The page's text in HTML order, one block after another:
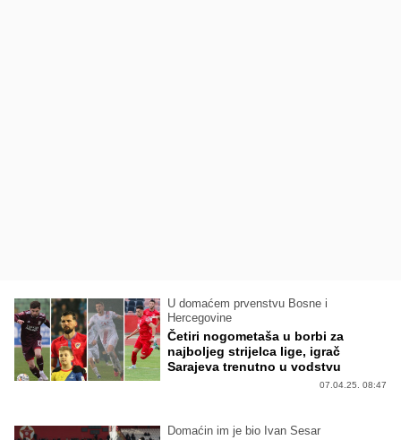
U domaćem prvenstvu Bosne i
Hercegovine
Četiri nogometaša u borbi za
najboljeg strijelca lige, igrač
Sarajeva trenutno u vodstvu
07.04.25. 08:47
Domaćin im je bio Ivan Sesar